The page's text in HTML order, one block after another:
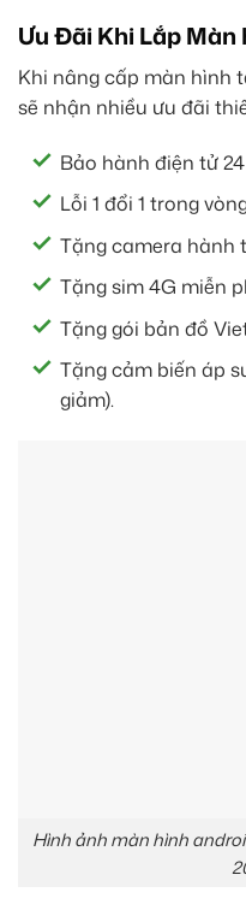
Ưu Đãi Khi Lắp
Khi nâng cấp màn hình
sẽ nhận nhiều ưu đãi
Bảo hành điện tử
Lỗi 1 đổi 1 trong
Tặng camera hành
Tặng sim 4G miễn
Tặng gói bản đồ
Tặng cảm biến áp
giảm).
Hình ảnh màn hình